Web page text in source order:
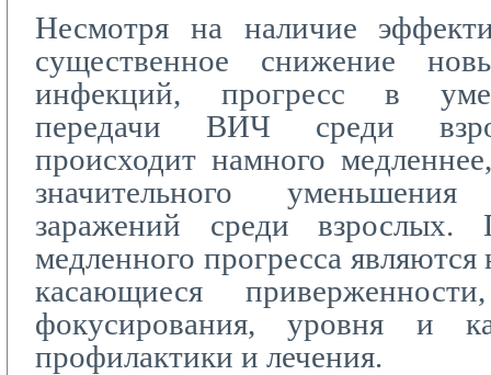
Несмотря на наличие
существенное снижение
инфекций, прогресс в
передачи ВИЧ среди
происходит намного
значительного
заражений среди взрослых.
медленного прогресса
касающиеся
фокусирования, уровня и
профилактики и лечения.